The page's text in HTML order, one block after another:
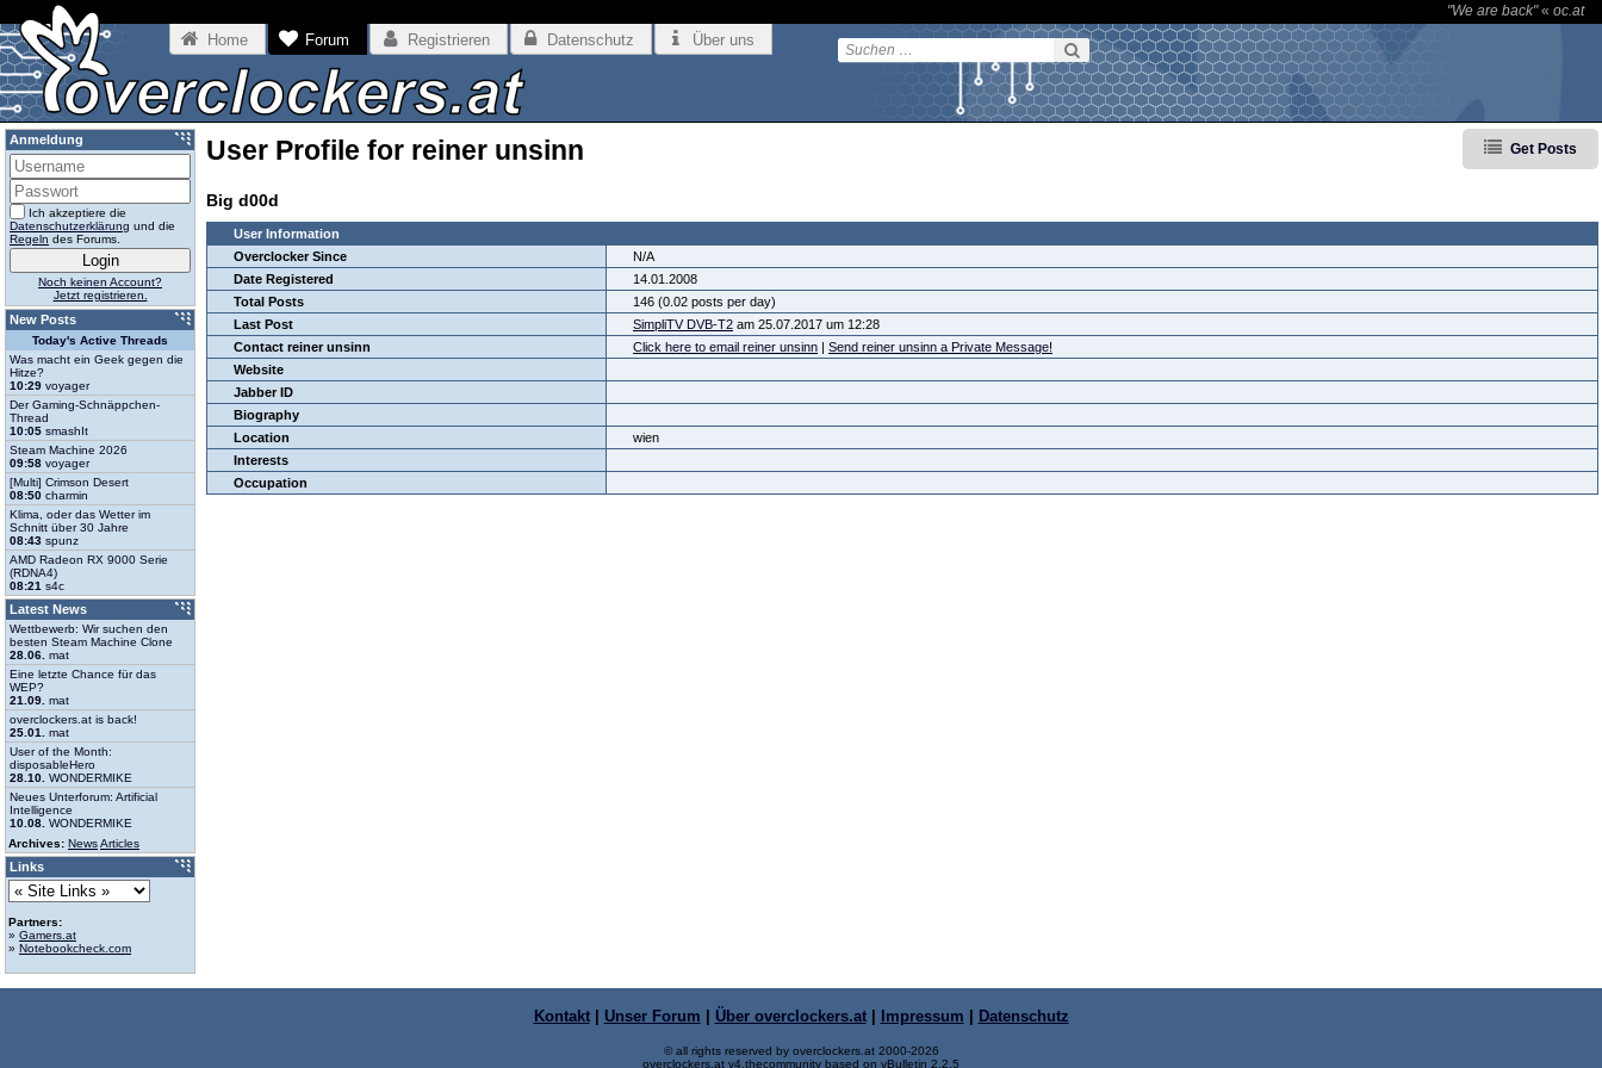
"We are back"« oc.at
Home Forum Registrieren Datenschutz Über uns
User Profile for reiner unsinn Get Posts
Big d00d
User Information
Overclocker Since
N/A
Date Registered
14.01.2008
Total Posts
146 (0.02 posts per day)
Last Post
SimpliTV DVB-T2 am 25.07.2017 um 12:28
Contact reiner unsinn
Click here to email reiner unsinn | Send reiner unsinn a Private Message!
Website
Jabber ID
Biography
Location
wien
Interests
Occupation
Anmeldung
Ich akzeptiere die
Datenschutzerklärung und die
Regeln des Forums.
Noch keinen Account?
Jetzt registrieren.
New Posts
Today's Active Threads
Was macht ein Geek gegen die
Hitze?
10:29 voyager
Der Gaming-Schnäppchen-
Thread
10:05 smashIt
Steam Machine 2026
09:58 voyager
[Multi] Crimson Desert
08:50 charmin
Klima, oder das Wetter im
Schnitt über 30 Jahre
08:43 spunz
AMD Radeon RX 9000 Serie
(RDNA4)
08:21 s4c
Latest News
Wettbewerb: Wir suchen den
besten Steam Machine Clone
28.06. mat
Eine letzte Chance für das
WEP?
21.09. mat
overclockers.at is back!
25.01.
mat
User of the Month:
disposableHero
28.10. WONDERMIKE
Neues Unterforum: Artificial
Intelligence
10.08. WONDERMIKE
Archives: NewsArticles
Links
Partners:
» Gamers.at
» Notebookcheck.com
Kontakt| Unser Forum | Über overclockers.at| Impressum | Datenschutz
© all rights reserved by overclockers.at 2000-2026
overclockers.at v4.thecommunity based on vBulletin 2.2.5